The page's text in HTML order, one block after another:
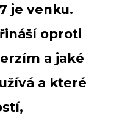
je venku.
oproti
a jaké
a které